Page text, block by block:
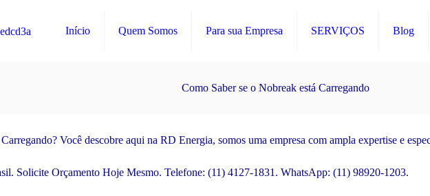
Início Quem Somos Para sua Empresa SERVIÇOS Blog
Como Saber se o Nobreak está Carregando
Você descobre aqui na RD Energia, somos uma empresa com ampla expertise e
Solicite Orçamento Hoje Mesmo. Telefone: (11) 4127-1831. WhatsApp: (11) 98920-1203.